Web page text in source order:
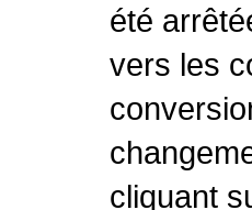
été
vers les
cliquant